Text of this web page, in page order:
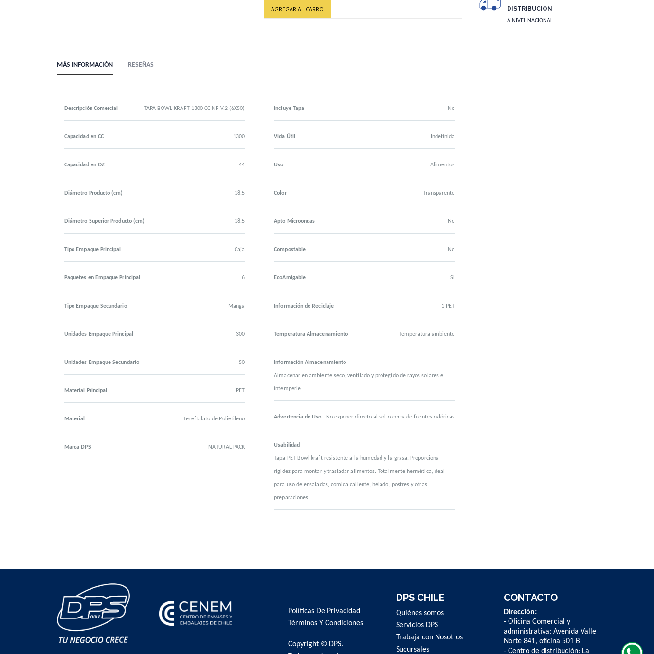
AGREGAR AL CARRO
MÁS INFORMACIÓN
Descripción Comercial TAPA BOWL KRAFT 1300 CC NP V.2 (6X50)
Capacidad en CC 1300
Capacidad en OZ 44
Diámetro Producto (cm) 18.5
Diámetro Superior Producto (cm) 18.5
Tipo Empaque Principal Caja
Paquetes en Empaque Principal 6
Tipo Empaque Secundario Manga
Unidades Empaque Principal 300
Unidades Empaque Secundario 50
Material Principal PET
Material Tereftalato de Polietileno
Marca DPS NATURAL PACK
Incluye Tapa No
Vida Útil Indefinida
Uso Alimentos
Color Transparente
Apto Microondas No
Compostable No
EcoAmigable Si
Información de Reciclaje 1 PET
Temperatura Almacenamiento Temperatura ambiente
Información Almacenamiento
Almacenar en ambiente seco, ventilado y protegido de rayos solares e
intemperie
Advertencia de Uso No exponer directo al sol o cerca de fuentes calóricas
Usabilidad
Tapa PET Bowl kraft resistente a la humedad y la grasa. Proporciona
rigidez para montar y trasladar alimentos. Totalmente hermética, deal
para uso de ensaladas, comida caliente, helado, postres y otras
preparaciones.
RESEÑAS
DISTRIBUCIÓN
A NIVEL NACIONAL
Políticas De Privacidad
Términos Y Condiciones
Copyright © DPS.
DPS CHILE
Quiénes somos
Servicios DPS
Trabaja con Nosotros
Sucursales
CONTACTO
Dirección:
- Oficina Comercial y
administrativa: Avenida Valle
Norte 841, oficina 501 B
- Centro de distribución: La